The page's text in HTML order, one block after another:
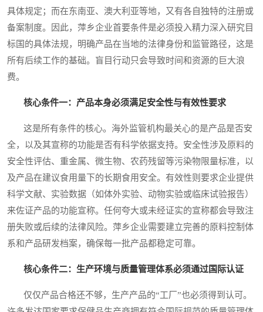
具体规定；而在东南亚、澳大利亚等地，又有各自独特的注册或
备案制度。因此，萍乡企业首要条件是必须投入精力深入研究目
标国的具体法规，明确产品在当地的法律身份和监管路径，这是
所有后续工作的基础。盲目行动只会导致时间和资源的巨大浪
费。
核心条件一：产品本身必须满足安全性与有效性要求
这是所有条件的核心。海外监管机构最关心的是产品是否安
全，以及其宣称的功能是否有科学依据支持。安全性涉及原料的
安全性评估、重金属、微生物、农药残留等污染物限量标准，以
及产品在建议食用量下的长期食用安全。有效性则要求企业提供
科学文献、实验数据（如体外实验、动物实验或临床试验报告）
来佐证产品的功能宣称。任何夸大或未经证实的宣称都会导致注
册失败或后续的法律风险。萍乡企业需要建立完善的原料控制体
系和产品研发档案，确保每一批产品都稳定可靠。
核心条件二：生产环境与质量管理体系必须通过国际认证
仅仅产品合格还不够，生产产品的“工厂”也必须得到认可。